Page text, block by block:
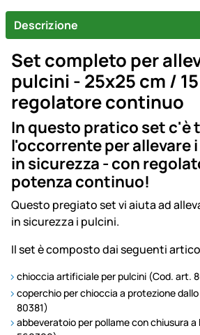
Descrizione
Set completo per
pulcini - 25x25 cm /
regolatore continuo
In questo pratico set c'è
l'occorrente per allevare
in sicurezza - con
potenza continuo!
Questo pregiato set vi aiuta ad
in sicurezza i pulcini.
Il set è composto dai seguenti
chioccia artificiale per pulcini (Cod. art.
coperchio per chioccia a protezione
80381)
abbeveratoio per pollame con chiusura